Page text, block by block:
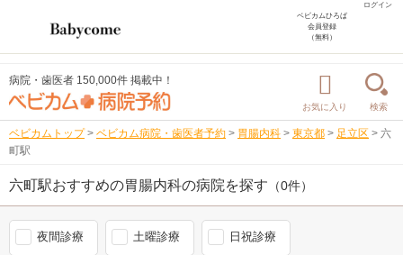
ログイン
ベビカムひろば
会員登録
（無料）
病院・歯医者 150,000件 掲載中！
お気に入り 検索
ベビカムトップ > ベビカム病院・歯医者予約 > 胃腸内科 > 東京都 > 足立区 > 六
町駅
六町駅おすすめの胃腸内科の病院を探す （0件）
夜間診療 土曜診療 日祝診療